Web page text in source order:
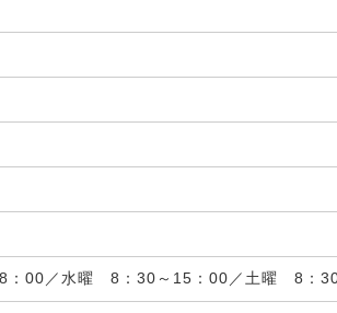
：00／水曜 8：30～15：00／土曜 8：